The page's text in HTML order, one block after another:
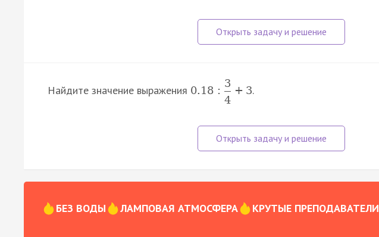
Найдите значение выражения 0.18 :
3
4
+ 3.
БЕЗ ВОДЫ ЛАМПОВАЯ АТМОСФЕРА КРУТЫЕ ПРЕПОДАВАТЕЛИ